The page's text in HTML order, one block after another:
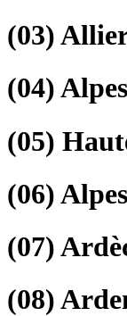
(03)
(04)
(05)
(06)
(07)
(08)